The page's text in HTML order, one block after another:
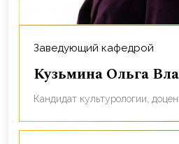
Заведующий кафедрой
Кузьмина Ольга
кандидат культурологии,